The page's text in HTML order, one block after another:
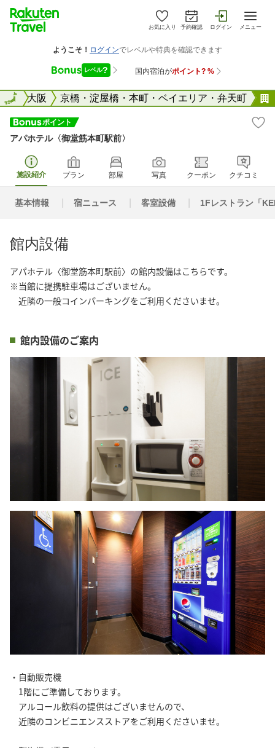
お気に入り 予約確認 ログイン メニュー
府 大阪 京橋・淀屋橋・本町・ベイエリア・弁天町
全国
アパホテル〈御堂筋本町駅前〉
施設紹介 プラン 部屋 写真 クーポン クチコミ
基本情報 宿ニュース 客室設備 1Fレストラン「
館内設備
アパホテル〈御堂筋本町駅前〉の館内設備はこちらです。
※当館に提携駐車場はございません。
近隣の一般コインパーキングをご利用くださいませ。
館内設備のご案内
・自動販売機
1階にご準備しております。
アルコール飲料の提供はございませんので、
近隣のコンビニエンスストアをご利用くださいませ。